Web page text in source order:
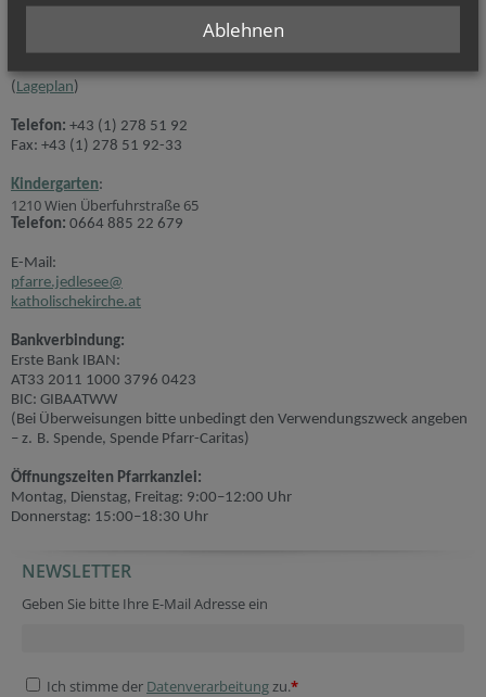
Unsere Anschrift:
(Lageplan)
Telefon: +43 (1) 278 51 92
Fax: +43 (1) 278 51 92-33
Kindergarten:
1210 Wien Überfuhrstraße 65
Telefon: 0664 885 22 679
E-Mail:
pfarre.jedlesee@
katholischekirche.at
Bankverbindung:
Erste Bank IBAN:
AT33 2011 1000 3796 0423
BIC: GIBAATWW
(Bei Überweisungen bitte unbedingt den Verwendungszweck angeben
– z. B. Spende, Spende Pfarr-Caritas)
Öffnungszeiten Pfarrkanzlei:
Montag, Dienstag, Freitag: 9:00–12:00 Uhr
Donnerstag: 15:00–18:30 Uhr
NEWSLETTER
Geben Sie bitte Ihre E-Mail Adresse ein
Ich stimme der Datenverarbeitungzu.*
Ablehnen